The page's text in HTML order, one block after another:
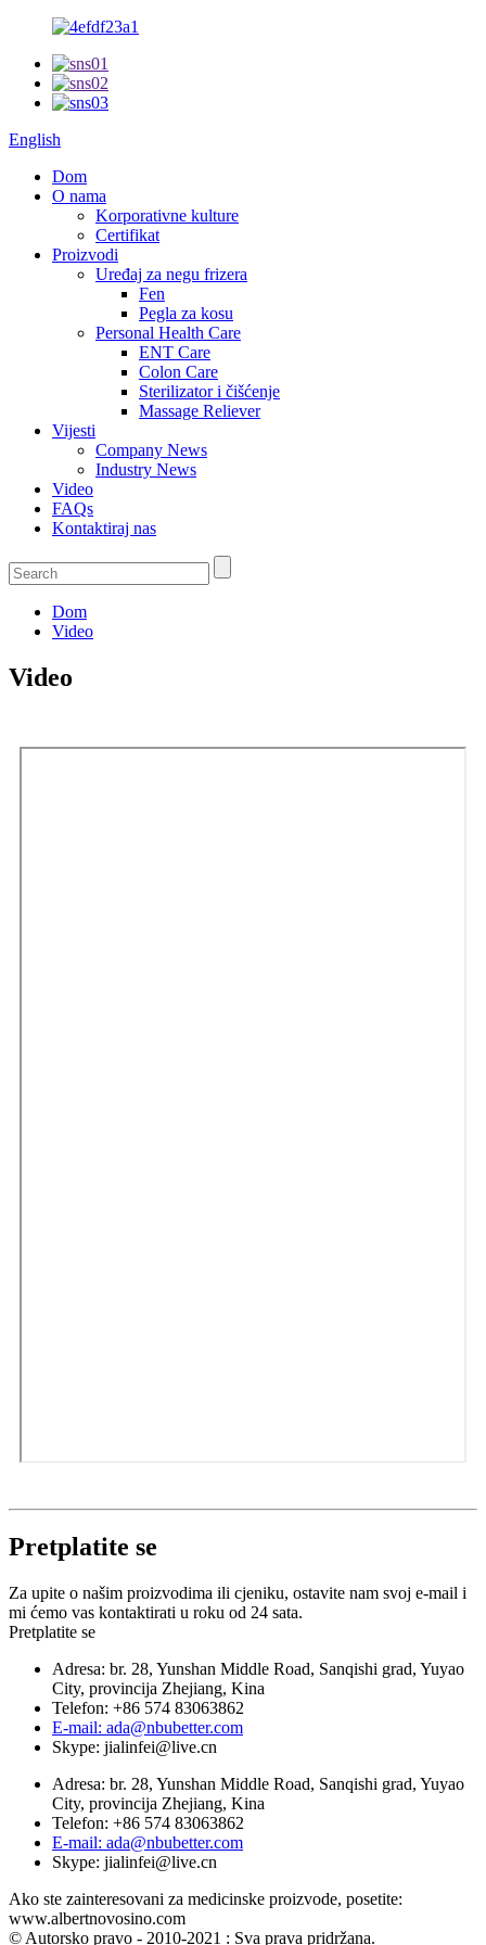
English
Dom
O nama
Korporativne kulture
Certifikat
Proizvodi
Uređaj za negu frizera
Fen
Pegla za kosu
Personal Health Care
ENT Care
Colon Care
Sterilizator i čišćenje
Massage Reliever
Vijesti
Company News
Industry News
Video
FAQs
Kontaktiraj nas
Dom
Video
Video
Pretplatite se
Za upite o našim proizvodima ili cjeniku, ostavite nam svoj e-mail i
mi ćemo vas kontaktirati u roku od 24 sata.
Pretplatite se
Adresa: br. 28, Yunshan Middle Road, Sanqishi grad, Yuyao
City, provincija Zhejiang, Kina
Telefon: +86 574 83063862
E-mail: ada@nbubetter.com
Skype: jialinfei@live.cn
Adresa: br. 28, Yunshan Middle Road, Sanqishi grad, Yuyao
City, provincija Zhejiang, Kina
Telefon: +86 574 83063862
E-mail: ada@nbubetter.com
Skype: jialinfei@live.cn
Ako ste zainteresovani za medicinske proizvode, posetite:
www.albertnovosino.com
© Autorsko pravo - 2010-2021 : Sva prava pridržana.